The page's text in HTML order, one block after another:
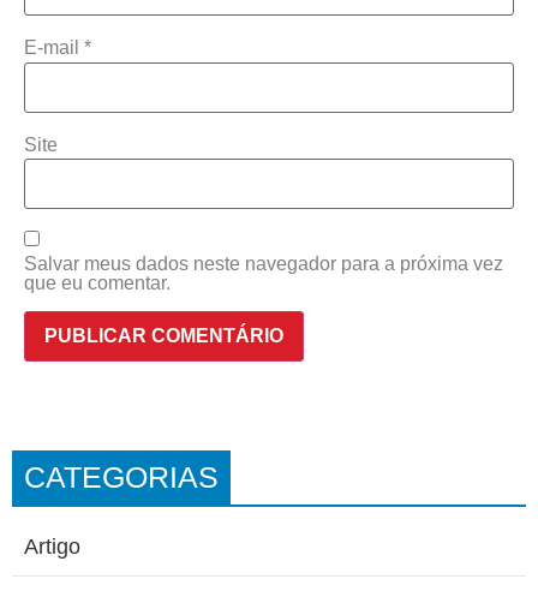
E-mail *
Site
Salvar meus dados neste navegador para a próxima vez
que eu comentar.
CATEGORIAS
Artigo